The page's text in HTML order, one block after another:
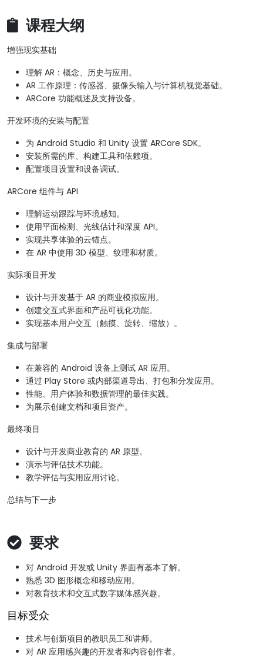
课程大纲
增强现实基础
理解 AR：概念、历史与应用。
AR 工作原理：传感器、摄像头输入与计算机视觉基础。
ARCore 功能概述及支持设备。
开发环境的安装与配置
为 Android Studio 和 Unity 设置 ARCore SDK。
安装所需的库、构建工具和依赖项。
配置项目设置和设备调试。
ARCore 组件与 API
理解运动跟踪与环境感知。
使用平面检测、光线估计和深度 API。
实现共享体验的云锚点。
在 AR 中使用 3D 模型、纹理和材质。
实际项目开发
设计与开发基于 AR 的商业模拟应用。
创建交互式界面和产品可视化功能。
实现基本用户交互（触摸、旋转、缩放）。
集成与部署
在兼容的 Android 设备上测试 AR 应用。
通过 Play Store 或内部渠道导出、打包和分发应用。
性能、用户体验和数据管理的最佳实践。
为展示创建文档和项目资产。
最终项目
设计与开发商业教育的 AR 原型。
演示与评估技术功能。
教学评估与实用应用讨论。
总结与下一步
要求
对 Android 开发或 Unity 界面有基本了解。
熟悉 3D 图形概念和移动应用。
对教育技术和交互式数字媒体感兴趣。
目标受众
技术与创新项目的教职员工和讲师。
对 AR 应用感兴趣的开发者和内容创作者。